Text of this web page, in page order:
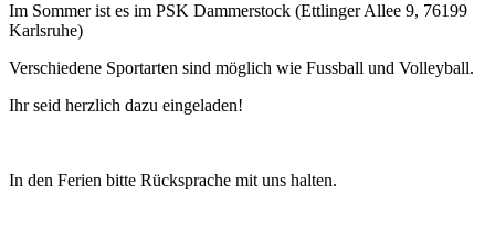
Im Sommer ist es im PSK Dammerstock (Ettlinger Allee 9, 76199
Karlsruhe)
Verschiedene Sportarten sind möglich wie Fussball und Volleyball.
Ihr seid herzlich dazu eingeladen!
In den Ferien bitte Rücksprache mit uns halten.